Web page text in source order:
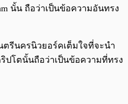
นั้น ถือว่าเป็นข้อความอันทรง
ตรีนครนิวยอร์คเต็มใจที่จะนำ
ริปโตนั้นถือว่าเป็นข้อความที่ทรง